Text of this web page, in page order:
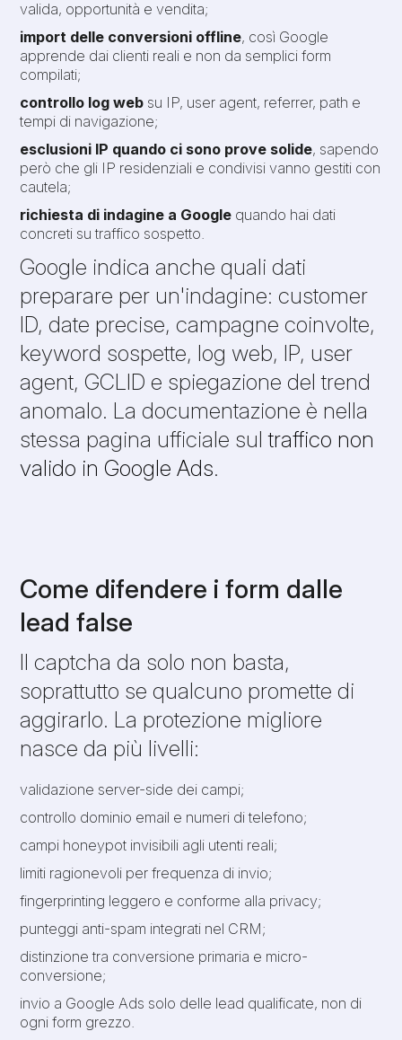
valida, opportunità e vendita;
import delle conversioni offline, così Google
apprende dai clienti reali e non da semplici form
compilati;
controllo log web su IP, user agent, referrer, path e
tempi di navigazione;
esclusioni IP quando ci sono prove solide, sapendo
però che gli IP residenziali e condivisi vanno gestiti con
cautela;
richiesta di indagine a Google quando hai dati
concreti su traffico sospetto.
Google indica anche quali dati
preparare per un'indagine: customer
ID, date precise, campagne coinvolte,
keyword sospette, log web, IP, user
agent, GCLID e spiegazione del trend
anomalo. La documentazione è nella
stessa pagina ufficiale sultraffico non
valido in Google Ads.
Come difendere i form dalle
lead false
Il captcha da solo non basta,
soprattutto se qualcuno promette di
aggirarlo. La protezione migliore
nasce da più livelli:
validazione server-side dei campi;
controllo dominio email e numeri di telefono;
campi honeypot invisibili agli utenti reali;
limiti ragionevoli per frequenza di invio;
fingerprinting leggero e conforme alla privacy;
punteggi anti-spam integrati nel CRM;
distinzione tra conversione primaria e micro-
conversione;
invio a Google Ads solo delle lead qualificate, non di
ogni form grezzo.